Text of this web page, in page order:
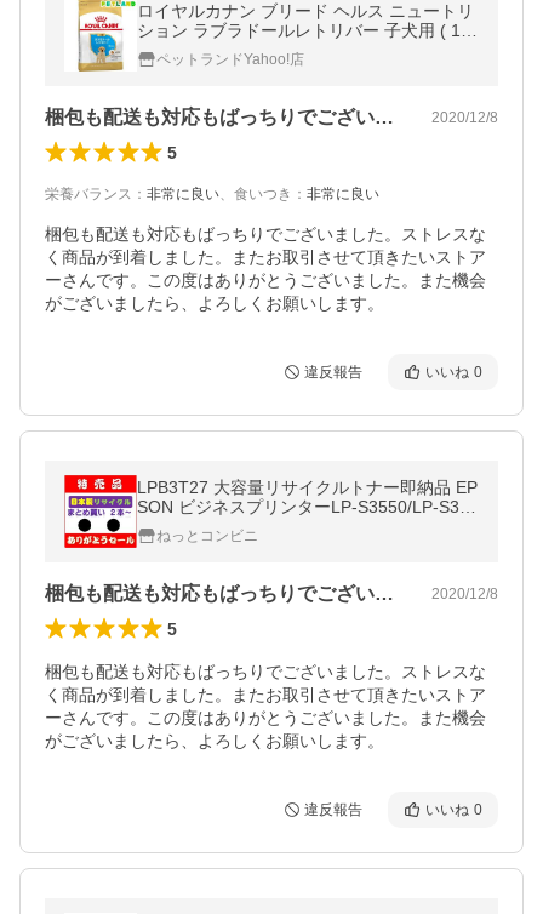
ロイヤルカナン ブリード ヘルス ニュートリ
ション ラブラドールレトリバー 子犬用 ( 12k
g )/ ロイヤルカナン(ROYAL CANIN) ( ドッグ
フード )
ペットランドYahoo!店
梱包も配送も対応もばっちりでございまし… 2020/12/8
5
栄養バランス ： 非常に良い、 食いつき ： 非常に良い
梱包も配送も対応もばっちりでございました。ストレスな
く商品が到着しました。またお取引させて頂きたいストア
ーさんです。この度はありがとうございました。また機会
がございましたら、よろしくお願いします。
違反報告 いいね 0
LPB3T27 大容量リサイクルトナー即納品 EP
SON ビジネスプリンターLP-S3550/LP-S355
0PS/LP-S3550Z/LP-S4250/LP-S4250PS/イ
ンクねっとコンビニ
梱包も配送も対応もばっちりでございまし… 2020/12/8
5
梱包も配送も対応もばっちりでございました。ストレスな
く商品が到着しました。またお取引させて頂きたいストア
ーさんです。この度はありがとうございました。また機会
がございましたら、よろしくお願いします。
違反報告 いいね 0